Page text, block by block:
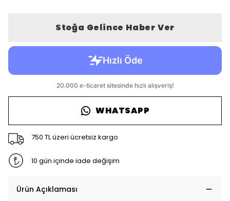
Stoğa Gelince Haber Ver
WHATSAPP
750 TL üzeri ücretsiz kargo
10 gün içinde iade değişim
Ürün Açıklaması